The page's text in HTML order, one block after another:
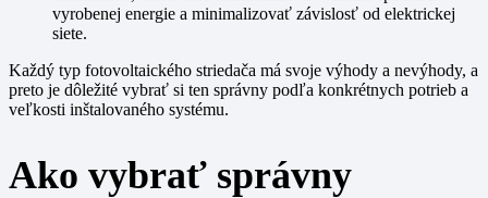
vyrobenej energie a minimalizovať závislosť od elektrickej
siete.
Každý typ fotovoltaického striedača má svoje výhody a nevýhody, a
preto je dôležité vybrať si ten správny podľa konkrétnych potrieb a
veľkosti inštalovaného systému.
Ako vybrať správny